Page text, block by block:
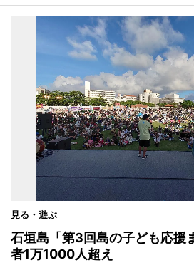
見る・遊ぶ
石垣島「第3回島の子ども応
者1万1000人超え